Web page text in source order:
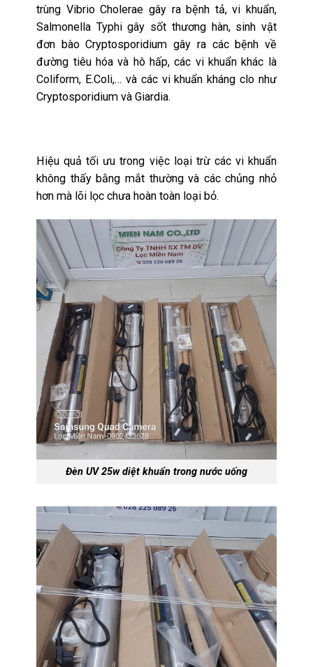
trùng Vibrio Cholerae gây ra bệnh tả, vi khuẩn,
Salmonella Typhi gây sốt thương hàn, sinh vật
đơn bào Cryptosporidium gây ra các bệnh về
đường tiêu hóa và hô hấp, các vi khuẩn khác là
Coliform, E.Coli,… và các vi khuẩn kháng clo như
Cryptosporidium và Giardia.
Hiệu quả tối ưu trong việc loại trừ các vi khuẩn
không thấy bằng mắt thường và các chủng nhỏ
hơn mà lõi lọc chưa hoàn toàn loại bỏ.
Đèn UV 25w diệt khuẩn trong nước uống